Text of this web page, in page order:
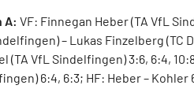
A: VF: Finnegan Heber (TA VfL
– Lukas Finzelberg (TC
(TA VfL Sindelfingen) 3:6, 6:4,
6:4, 6:3; HF: Heber – Kohler